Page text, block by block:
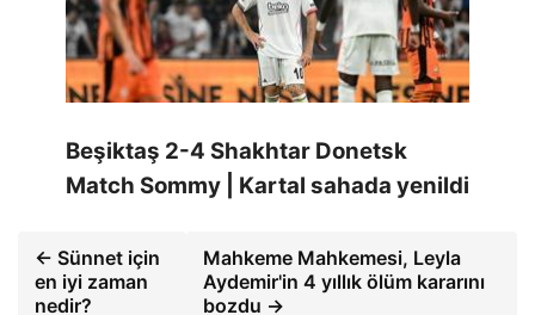
Beşiktaş 2-4 Shakhtar Donetsk
Match Sommy | Kartal sahada yenildi
← Sünnet için
en iyi zaman
nedir?
Mahkeme Mahkemesi, Leyla
Aydemir'in 4 yıllık ölüm kararını
bozdu →